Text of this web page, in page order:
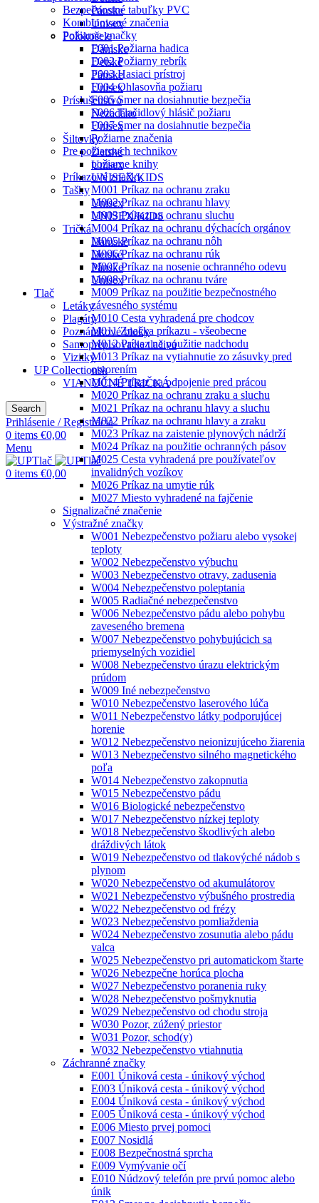
Pánske
Unisex
Polokošele
Dámske
Detské
Pánske
Unisex
Príslušenstvo
Nezadáno
Unisex
Šiltovky
Detské
Unisex
UNISEX/KIDS
Tašky
Unisex
UNISEX/KIDS
Tričká
Dámske
Detské
Pánske
Unisex
Tlač
Letáky
Plagáty
Poznámkové bloky
Samoprepisovacie tlačivá
Vizitky
UP Collectionsk
VIANOČNÉ TRIČKÁ
Search
Prihlásenie / Registrácia
0 items €0,00
Menu
0 items €0,00
Bezpečnostné tabuľky PVC
Kombinované značenia
Požiarne značky
F001 Požiarna hadica
F002 Požiarny rebrík
F003 Hasiaci prístroj
F004 Ohlasovňa požiaru
F005 Smer na dosiahnutie bezpečia
F006 Tlačidlový hlásič požiaru
F007 Smer na dosiahnutie bezpečia
Požiarne značenia
Pre požiarnych technikov
požiarne knihy
Príkazové značky
M001 Príkaz na ochranu zraku
M002 Príkaz na ochranu hlavy
M003 Príkaz na ochranu sluchu
M004 Príkaz na ochranu dýchacích orgánov
M005 Príkaz na ochranu nôh
M006 Príkaz na ochranu rúk
M007 Príkaz na nosenie ochranného odevu
M008 Príkaz na ochranu tváre
M009 Príkaz na použitie bezpečnostného
závesného systému
M010 Cesta vyhradená pre chodcov
M011 Značka príkazu - všeobecne
M012 Príkaz na použitie nadchodu
M013 Príkaz na vytiahnutie zo zásuvky pred
otvorením
M014 Príkaz na odpojenie pred prácou
M020 Príkaz na ochranu zraku a sluchu
M021 Príkaz na ochranu hlavy a sluchu
M022 Príkaz na ochranu hlavy a zraku
M023 Príkaz na zaistenie plynových nádrží
M024 Príkaz na použitie ochranných pásov
M025 Cesta vyhradená pre používateľov
invalidných vozíkov
M026 Príkaz na umytie rúk
M027 Miesto vyhradené na fajčenie
Signalizačné značenie
Výstražné značky
W001 Nebezpečenstvo požiaru alebo vysokej
teploty
W002 Nebezpečenstvo výbuchu
W003 Nebezpečenstvo otravy, zadusenia
W004 Nebezpečenstvo poleptania
W005 Radiačné nebezpečenstvo
W006 Nebezpečenstvo pádu alebo pohybu
zaveseného bremena
W007 Nebezpečenstvo pohybujúcich sa
priemyselných vozidiel
W008 Nebezpečenstvo úrazu elektrickým
prúdom
W009 Iné nebezpečenstvo
W010 Nebezpečenstvo laserového lúča
W011 Nebezpečenstvo látky podporujúcej
horenie
W012 Nebezpečenstvo neionizujúceho žiarenia
W013 Nebezpečenstvo silného magnetického
poľa
W014 Nebezpečenstvo zakopnutia
W015 Nebezpečenstvo pádu
W016 Biologické nebezpečenstvo
W017 Nebezpečenstvo nízkej teploty
W018 Nebezpečenstvo škodlivých alebo
dráždivých látok
W019 Nebezpečenstvo od tlakovýché nádob s
plynom
W020 Nebezpečenstvo od akumulátorov
W021 Nebezpečenstvo výbušného prostredia
W022 Nebezpečenstvo od frézy
W023 Nebezpečenstvo pomliaždenia
W024 Nebezpečenstvo zosunutia alebo pádu
valca
W025 Nebezpečenstvo pri automatickom štarte
W026 Nebezpečne horúca plocha
W027 Nebezpečenstvo poranenia ruky
W028 Nebezpečenstvo pošmyknutia
W029 Nebezpečenstvo od chodu stroja
W030 Pozor, zúžený priestor
W031 Pozor, schod(y)
W032 Nebezpečenstvo vtiahnutia
Záchranné značky
E001 Úniková cesta - únikový východ
E003 Úniková cesta - únikový východ
E004 Úniková cesta - únikový východ
E005 Ůniková cesta - únikový východ
E006 Miesto prvej pomoci
E007 Nosidlá
E008 Bezpečnostná sprcha
E009 Vymývanie očí
E010 Núdzový telefón pre prvú pomoc alebo
únik